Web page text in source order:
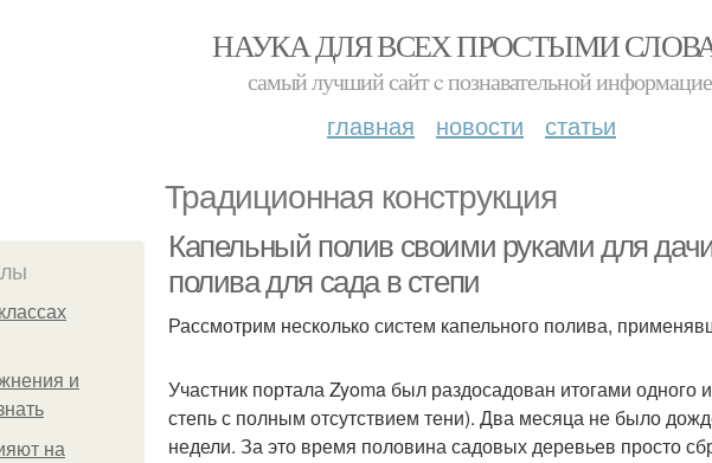
НАУКА ДЛЯ ВСЕХ ПРОСТЫМИ
самый лучший сайт c познавательной
главная новости статьи
Традиционная конструкция
и
на
Капельный полив своими руками для
полива для сада в степи
Рассмотрим несколько систем капельного полива,
Участник портала Zyoma был раздосадован итогами
степь с полным отсутствием тени). Два месяца не было
недели. За это время половина садовых деревьев просто